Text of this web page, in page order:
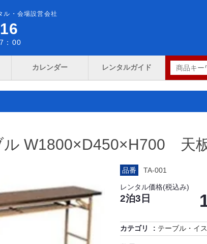
ル・会場設営会社
：00
カレンダー レンタルガイド
ル W1800×D450×H700 天
品番 TA-001
レンタル価格(税込み)
2泊3日
カテゴリ テーブル・イ